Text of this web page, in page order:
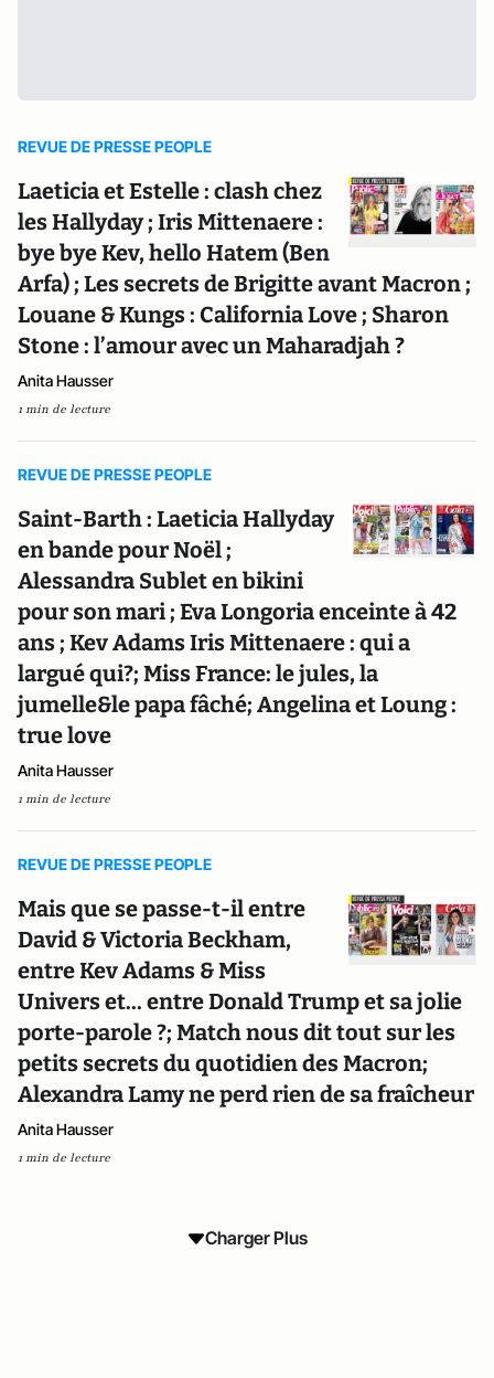
REVUE DE PRESSE PEOPLE
Laeticia et Estelle : clash chez
les Hallyday ; Iris Mittenaere :
bye bye Kev, hello Hatem (Ben
Arfa) ; Les secrets de Brigitte avant Macron ;
Louane & Kungs : California Love ; Sharon
Stone : l’amour avec un Maharadjah ?
Anita Hausser
1 min de lecture
REVUE DE PRESSE PEOPLE
Saint-Barth : Laeticia Hallyday
en bande pour Noël ;
Alessandra Sublet en bikini
pour son mari ; Eva Longoria enceinte à 42
ans ; Kev Adams Iris Mittenaere : qui a
largué qui?; Miss France: le jules, la
jumelle&le papa fâché; Angelina et Loung :
true love
Anita Hausser
1 min de lecture
REVUE DE PRESSE PEOPLE
Mais que se passe-t-il entre
David & Victoria Beckham,
entre Kev Adams & Miss
Univers et... entre Donald Trump et sa jolie
porte-parole ?; Match nous dit tout sur les
petits secrets du quotidien des Macron;
Alexandra Lamy ne perd rien de sa fraîcheur
Anita Hausser
1 min de lecture
Charger Plus